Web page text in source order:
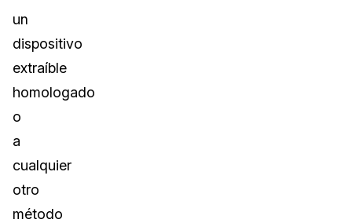
un
dispositivo
extraíble
homologado
o
a
cualquier
otro
método